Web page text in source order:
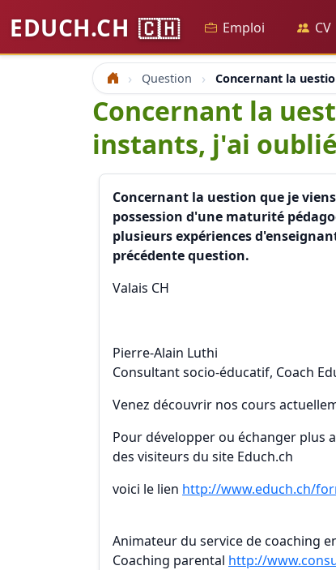
EDUCH.CH 🇨🇭 Emploi CV
Accueil Question Concernant la
Concernant la
instants, j'ai
Concernant la uestion que je
possession d'une maturité
plusieurs expériences
précédente question.
Valais CH
Pierre-Alain Luthi
Consultant socio-éducatif, Coach
Venez découvrir nos cours
Pour développer ou échanger plus
des visiteurs du site Educh.ch
voici le lien http://www.educh.ch/
Animateur du service de coaching
Coaching parental http://